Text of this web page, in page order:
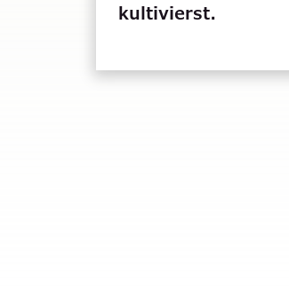
kultivierst.